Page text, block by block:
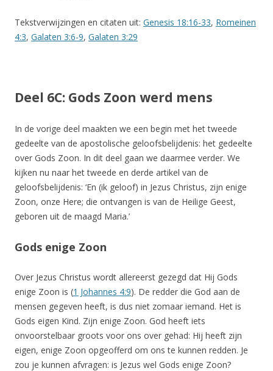
Tekstverwijzingen en citaten uit: Genesis 18:16-33, Romeinen
4:3, Galaten 3:6-9, Galaten 3:29
Deel 6C: Gods Zoon werd mens
In de vorige deel maakten we een begin met het tweede
gedeelte van de apostolische geloofsbelijdenis: het gedeelte
over Gods Zoon. In dit deel gaan we daarmee verder. We
kijken nu naar het tweede en derde artikel van de
geloofsbelijdenis: ‘En (ik geloof) in Jezus Christus, zijn enige
Zoon, onze Here; die ontvangen is van de Heilige Geest,
geboren uit de maagd Maria.’
Gods enige Zoon
Over Jezus Christus wordt allereerst gezegd dat Hij Gods
enige Zoon is (1 Johannes 4:9). De redder die God aan de
mensen gegeven heeft, is dus niet zomaar iemand. Het is
Gods eigen Kind. Zijn enige Zoon. God heeft iets
onvoorstelbaar groots voor ons over gehad: Hij heeft zijn
eigen, enige Zoon opgeofferd om ons te kunnen redden. Je
zou je kunnen afvragen: is Jezus wel Gods enige Zoon?